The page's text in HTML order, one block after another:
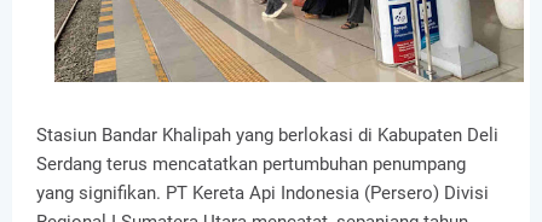
Stasiun Bandar Khalipah yang berlokasi di Kabupaten Deli
Serdang terus mencatatkan pertumbuhan penumpang
yang signifikan. PT Kereta Api Indonesia (Persero) Divisi